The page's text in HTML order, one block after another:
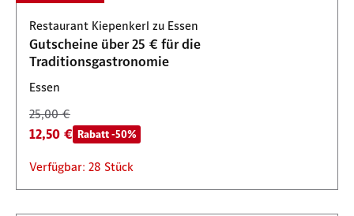
Restaurant Kiepenkerl zu Essen
Gutscheine über 25 € für die
Traditionsgastronomie
Essen
25,00 €
12,50 € Rabatt -50%
Verfügbar: 28 Stück